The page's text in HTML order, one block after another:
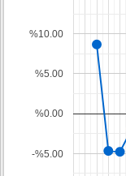
-%5.00
%0.00
%5.00
%10.00